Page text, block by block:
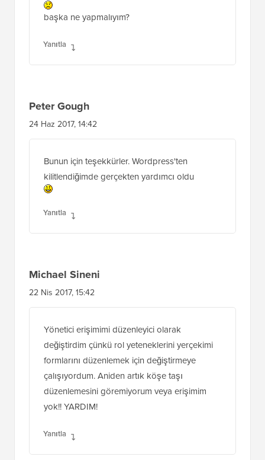
başka ne yapmalıyım?
Yanıtla
Peter Gough
24 Haz 2017, 14:42
Bunun için teşekkürler. Wordpress'ten
kilitlendiğimde gerçekten yardımcı oldu
Yanıtla
Michael Sineni
22 Nis 2017, 15:42
Yönetici erişimimi düzenleyici olarak
değiştirdim çünkü rol yeteneklerini yerçekimi
formlarını düzenlemek için değiştirmeye
çalışıyordum. Aniden artık köşe taşı
düzenlemesini göremiyorum veya erişimim
yok!! YARDIM!
Yanıtla